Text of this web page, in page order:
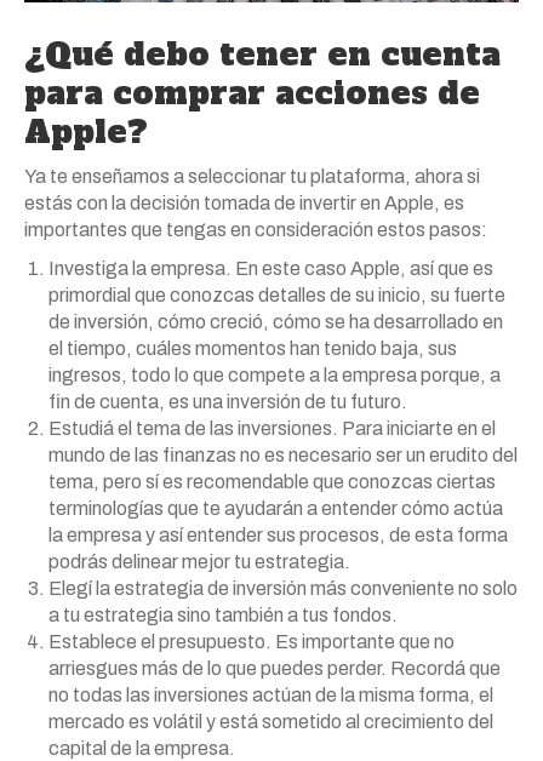
¿Qué debo tener en cuenta
para comprar acciones de
Apple?
Ya te enseñamos a seleccionar tu plataforma, ahora si
estás con la decisión tomada de invertir en Apple, es
importantes que tengas en consideración estos pasos:
Investiga la empresa. En este caso Apple, así que es
primordial que conozcas detalles de su inicio, su fuerte
de inversión, cómo creció, cómo se ha desarrollado en
el tiempo, cuáles momentos han tenido baja, sus
ingresos, todo lo que compete a la empresa porque, a
fin de cuenta, es una inversión de tu futuro.
Estudiá el tema de las inversiones. Para iniciarte en el
mundo de las finanzas no es necesario ser un erudito del
tema, pero sí es recomendable que conozcas ciertas
terminologías que te ayudarán a entender cómo actúa
la empresa y así entender sus procesos, de esta forma
podrás delinear mejor tu estrategia.
Elegí la estrategia de inversión más conveniente no solo
a tu estrategia sino también a tus fondos.
Establece el presupuesto. Es importante que no
arriesgues más de lo que puedes perder. Recordá que
no todas las inversiones actúan de la misma forma, el
mercado es volátil y está sometido al crecimiento del
capital de la empresa.